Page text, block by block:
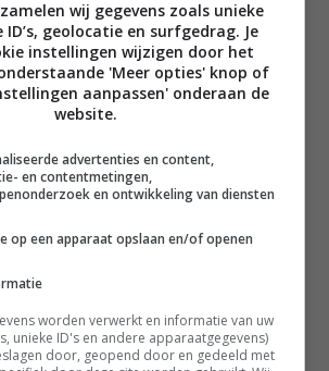
ui. Snijd de tomaten en feta in
de bloemkoolroosjes met de
peterselie.
met de rest van de olijfolie
warme oven in 2 minuten
ze overlangs, vul de helften als
bloemkoolmengsel en laat de
minuten krokant worden in de oven.
alle ingrediënten door
wij gegevens zoals unieke
geolocatie en surfgedrag. Je
instellingen wijzigen door het
'Meer opties' knop of
aanpassen' onderaan de
website.
advertenties en content,
en contentmetingen,
en ontwikkeling van diensten
op een apparaat opslaan en/of openen
worden verwerkt en informatie van uw
unieke ID's en andere apparaatgegevens)
door, geopend door en gedeeld met